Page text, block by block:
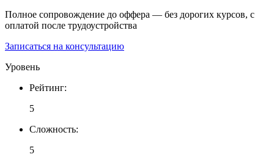
Полное сопровождение до оффера — без дорогих курсов, с
оплатой после трудоустройства
Записаться на консультацию
Уровень
Рейтинг:
5
Сложность:
5